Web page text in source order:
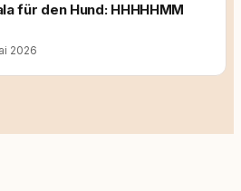
für den Hund: HHHHHMM
2026